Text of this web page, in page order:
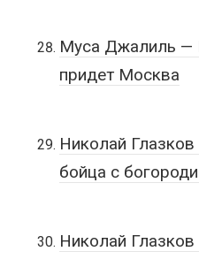
Муса Джалиль —
придет Москва
Николай
бойца с
Николай